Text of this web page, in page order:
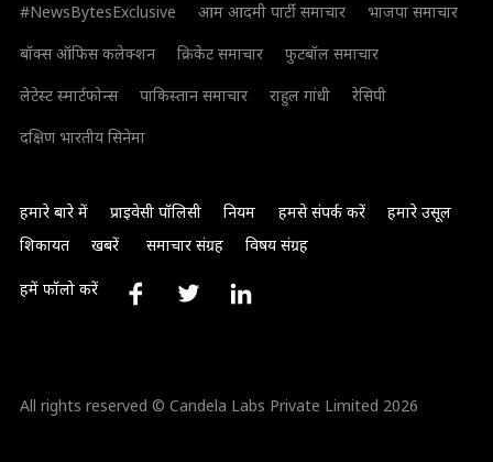
#NewsBytesExclusive
आम आदमी पार्टी समाचार
भाजपा समाचार
बॉक्स ऑफिस कलेक्शन
क्रिकेट समाचार
फुटबॉल समाचार
लेटेस्ट स्मार्टफोन्स
पाकिस्तान समाचार राहुल गांधी
रेसिपी
दक्षिण भारतीय सिनेमा
हमारे बारे में प्राइवेसी पॉलिसी नियम हमसे संपर्क करें
हमारे उसूल
शिकायत
खबरें समाचार संग्रह विषय संग्रह
हमें फॉलो करें
All rights reserved © Candela Labs Private Limited 2026